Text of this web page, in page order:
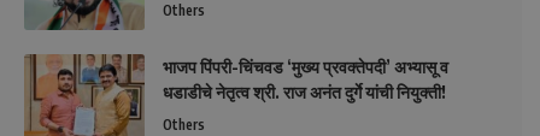
Others
भाजप पिंपरी-चिंचवड ‘मुख्य प्रवक्तेपदी’ अभ्यासू व
धडाडीचे नेतृत्व श्री. राज अनंत दुर्गे यांची नियुक्ती!
Others